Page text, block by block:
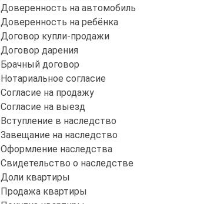
Доверенность на автомобиль
Доверенность на ребёнка
Договор купли-продажи
Договор дарения
Брачный договор
Нотариальное согласие
Согласие на продажу
Согласие на выезд
Вступление в наследство
Завещание на наследство
Оформление наследства
Свидетельство о наследстве
Доли квартиры
Продажа квартиры